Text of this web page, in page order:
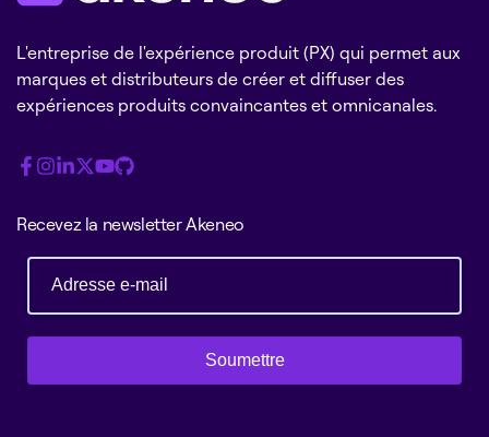
L'entreprise de l'expérience produit (PX) qui permet aux
marques et distributeurs de créer et diffuser des
expériences produits convaincantes et omnicanales.
Recevez la newsletter Akeneo
Soumettre